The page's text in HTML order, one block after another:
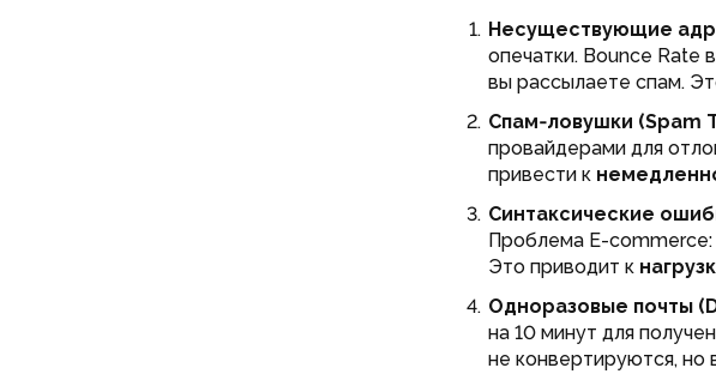
Несуществующие
опечатки. Bounce Rate
вы рассылаете спам.
Спам‑ловушки (Spam
провайдерами для
привести к
Синтаксические
Проблема E-commerce:
Это приводит к
Одноразовые почты
на 10 минут для
не конвертируются, но